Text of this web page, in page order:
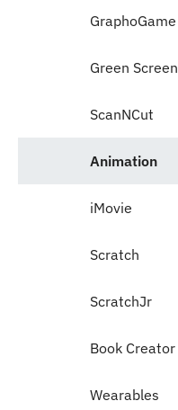
GraphoGame
Green Screen
ScanNCut
Animation
iMovie
Scratch
ScratchJr
Book Creator
Wearables